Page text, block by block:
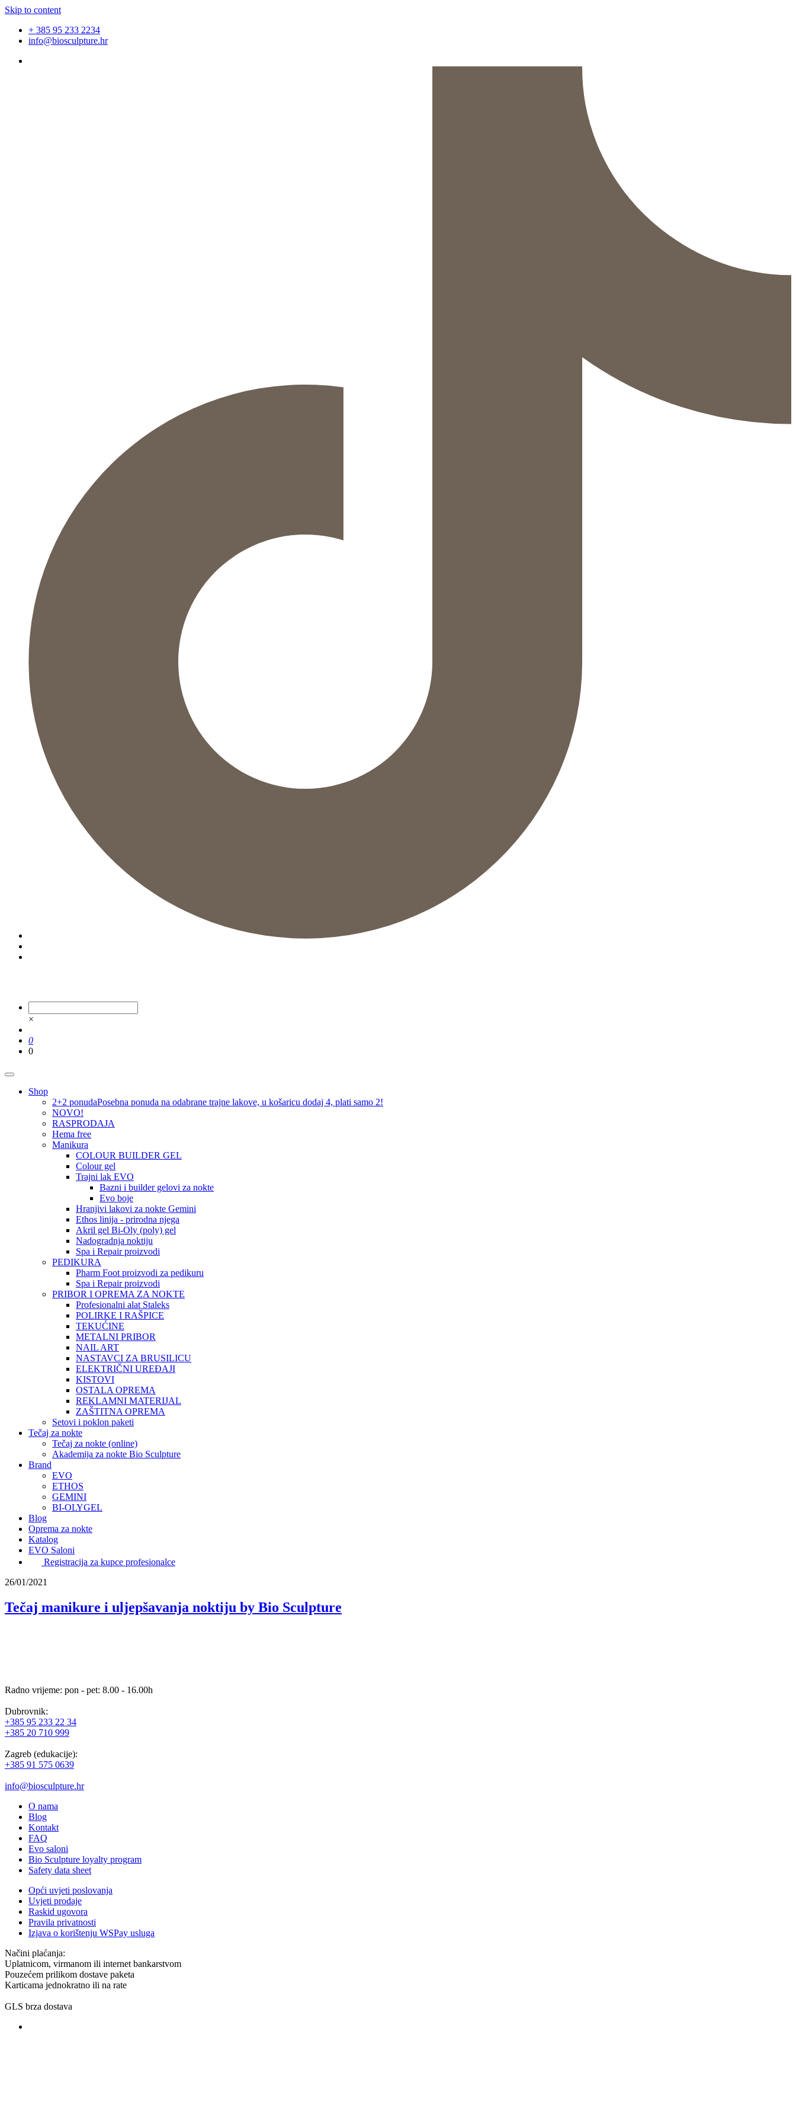
Skip to content
+ 385 95 233 2234
info@biosculpture.hr
×
0
0
Shop
2+2 ponudaPosebna ponuda na odabrane trajne lakove, u košaricu dodaj 4, plati samo 2!
NOVO!
RASPRODAJA
Hema free
Manikura
COLOUR BUILDER GEL
Colour gel
Trajni lak EVO
Bazni i builder gelovi za nokte
Evo boje
Hranjivi lakovi za nokte Gemini
Ethos linija - prirodna njega
Akril gel Bi-Oly (poly) gel
Nadogradnja noktiju
Spa i Repair proizvodi
PEDIKURA
Pharm Foot proizvodi za pedikuru
Spa i Repair proizvodi
PRIBOR I OPREMA ZA NOKTE
Profesionalni alat Staleks
POLIRKE I RAŠPICE
TEKUĆINE
METALNI PRIBOR
NAIL ART
NASTAVCI ZA BRUSILICU
ELEKTRIČNI UREĐAJI
KISTOVI
OSTALA OPREMA
REKLAMNI MATERIJAL
ZAŠTITNA OPREMA
Setovi i poklon paketi
Tečaj za nokte
Tečaj za nokte (online)
Akademija za nokte Bio Sculpture
Brand
EVO
ETHOS
GEMINI
BI-OLYGEL
Blog
Oprema za nokte
Katalog
EVO Saloni
Registracija za kupce profesionalce
26/01/2021
Tečaj manikure i uljepšavanja noktiju by Bio Sculpture
Radno vrijeme: pon - pet: 8.00 - 16.00h
Dubrovnik:
+385 95 233 22 34
+385 20 710 999
Zagreb (edukacije):
+385 91 575 0639
info@biosculpture.hr
O nama
Blog
Kontakt
FAQ
Evo saloni
Bio Sculpture loyalty program
Safety data sheet
Opći uvjeti poslovanja
Uvjeti prodaje
Raskid ugovora
Pravila privatnosti
Izjava o korištenju WSPay usluga
Načini plaćanja:
Uplatnicom, virmanom ili internet bankarstvom
Pouzećem prilikom dostave paketa
Karticama jednokratno ili na rate
GLS brza dostava